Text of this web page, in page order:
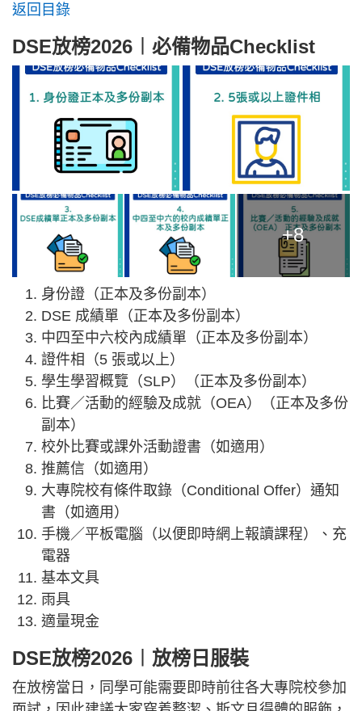
返回目錄
DSE放榜2026︱必備物品Checklist
+8
身份證（正本及多份副本）
DSE 成績單（正本及多份副本）
中四至中六校內成績單（正本及多份副本）
證件相（5 張或以上）
學生學習概覽（SLP）（正本及多份副本）
比賽／活動的經驗及成就（OEA）（正本及多份
副本）
校外比賽或課外活動證書（如適用）
推薦信（如適用）
大專院校有條件取錄（Conditional Offer）通知
書（如適用）
手機／平板電腦（以便即時網上報讀課程）、充
電器
基本文具
雨具
適量現金
DSE放榜2026︱放榜日服裝
在放榜當日，同學可能需要即時前往各大專院校參加